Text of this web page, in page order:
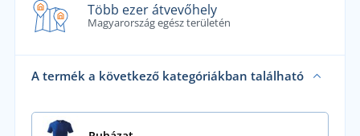
Több ezer átvevőhely
Magyarország egész területén
A termék a következő kategóriákban található